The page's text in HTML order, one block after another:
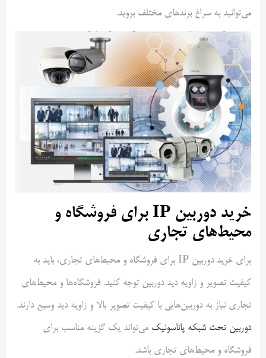
می‌توانید به سراغ برند‌های مختلف بروید.
خرید دوربین IP برای فروشگاه و
محیط‌های تجاری
برای خرید دوربین IP برای فروشگاه و محیط‌های تجاری، باید به
کیفیت تصویر و زاویه دید دوربین توجه کنید. فروشگاه‌ها و محیط‌های
تجاری نیاز به دوربین‌هایی با کیفیت تصویر بالا و زاویه دید وسیع دارند.
دوربین تحت شبکه پاناسونیک می‌تواند یک گزینه مناسب برای
فروشگاه و محیط‌های تجاری باشد.